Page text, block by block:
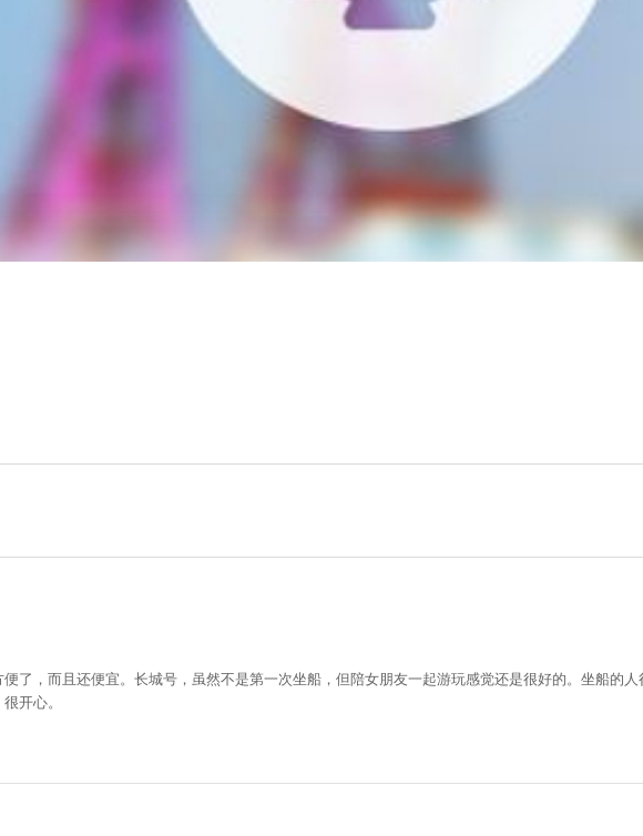
了，而且还便宜。长城号，虽然不是第一次坐船，但陪女朋友一起游玩感觉还是很好的。坐船的
开心。